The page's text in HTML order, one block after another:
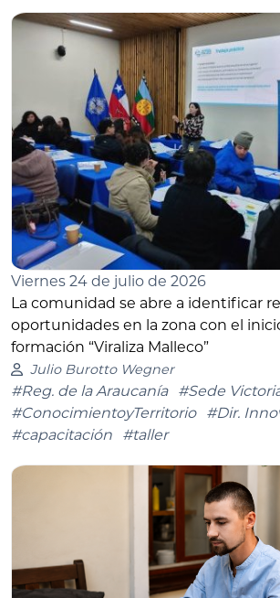
Viernes 24 de julio de 2026
La comunidad se abre a identificar
oportunidades en la zona con el
formación “Viraliza Malleco”
Julio Burotto Wegner
#Reg. de la Araucanía
#Sede
#ConocimientoyTerritorio
#Dir.
#capacitación
#taller